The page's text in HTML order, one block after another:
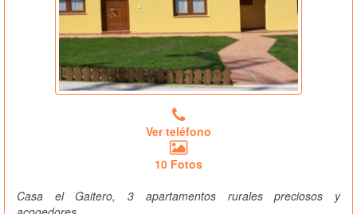
Ver teléfono
10 Fotos
Casa el Gaitero, 3 apartamentos rurales preciosos y